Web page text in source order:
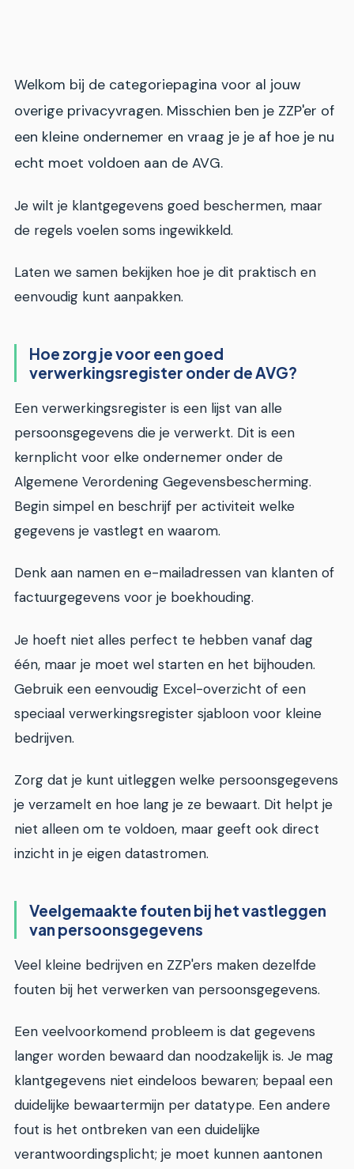
Welkom bij de categoriepagina voor al jouw
overige privacyvragen. Misschien ben je ZZP'er of
een kleine ondernemer en vraag je je af hoe je nu
echt moet voldoen aan de AVG.
Je wilt je klantgegevens goed beschermen, maar
de regels voelen soms ingewikkeld.
Laten we samen bekijken hoe je dit praktisch en
eenvoudig kunt aanpakken.
Hoe zorg je voor een goed
verwerkingsregister onder de AVG?
Een verwerkingsregister is een lijst van alle
persoonsgegevens die je verwerkt. Dit is een
kernplicht voor elke ondernemer onder de
Algemene Verordening Gegevensbescherming.
Begin simpel en beschrijf per activiteit welke
gegevens je vastlegt en waarom.
Denk aan namen en e-mailadressen van klanten of
factuurgegevens voor je boekhouding.
Je hoeft niet alles perfect te hebben vanaf dag
één, maar je moet wel starten en het bijhouden.
Gebruik een eenvoudig Excel-overzicht of een
speciaal verwerkingsregister sjabloon voor kleine
bedrijven.
Zorg dat je kunt uitleggen welke persoonsgegevens
je verzamelt en hoe lang je ze bewaart. Dit helpt je
niet alleen om te voldoen, maar geeft ook direct
inzicht in je eigen datastromen.
Veelgemaakte fouten bij het vastleggen
van persoonsgegevens
Veel kleine bedrijven en ZZP'ers maken dezelfde
fouten bij het verwerken van persoonsgegevens.
Een veelvoorkomend probleem is dat gegevens
langer worden bewaard dan noodzakelijk is. Je mag
klantgegevens niet eindeloos bewaren; bepaal een
duidelijke bewaartermijn per datatype. Een andere
fout is het ontbreken van een duidelijke
verantwoordingsplicht; je moet kunnen aantonen